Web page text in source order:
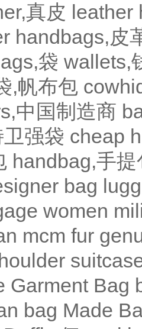
真皮 leather
handbags,皮
袋 wallets,
,帆布包
中国制造商
强袋 cheap
handbag,手提
bag
women
mcm fur
Garment Bag
bag Made